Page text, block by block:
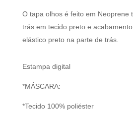
O tapa olhos é feito em Neoprene
trás em tecido preto e
elástico preto na parte de trás.
Estampa digital
*MÁSCARA:
*Tecido 100% poliéster